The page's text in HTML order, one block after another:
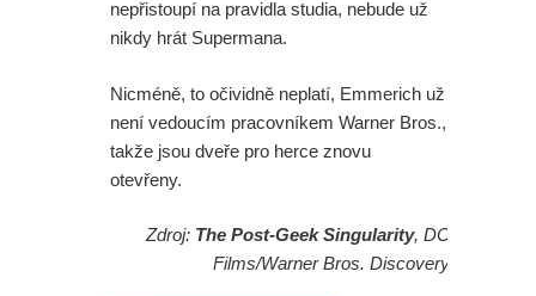
nepřistoupí na pravidla studia, nebude už
nikdy hrát Supermana.
Nicméně, to očividně neplatí, Emmerich už
není vedoucím pracovníkem Warner Bros.,
takže jsou dveře pro herce znovu
otevřeny.
Zdroj: The Post-Geek Singularity, DC
Films/Warner Bros. Discovery